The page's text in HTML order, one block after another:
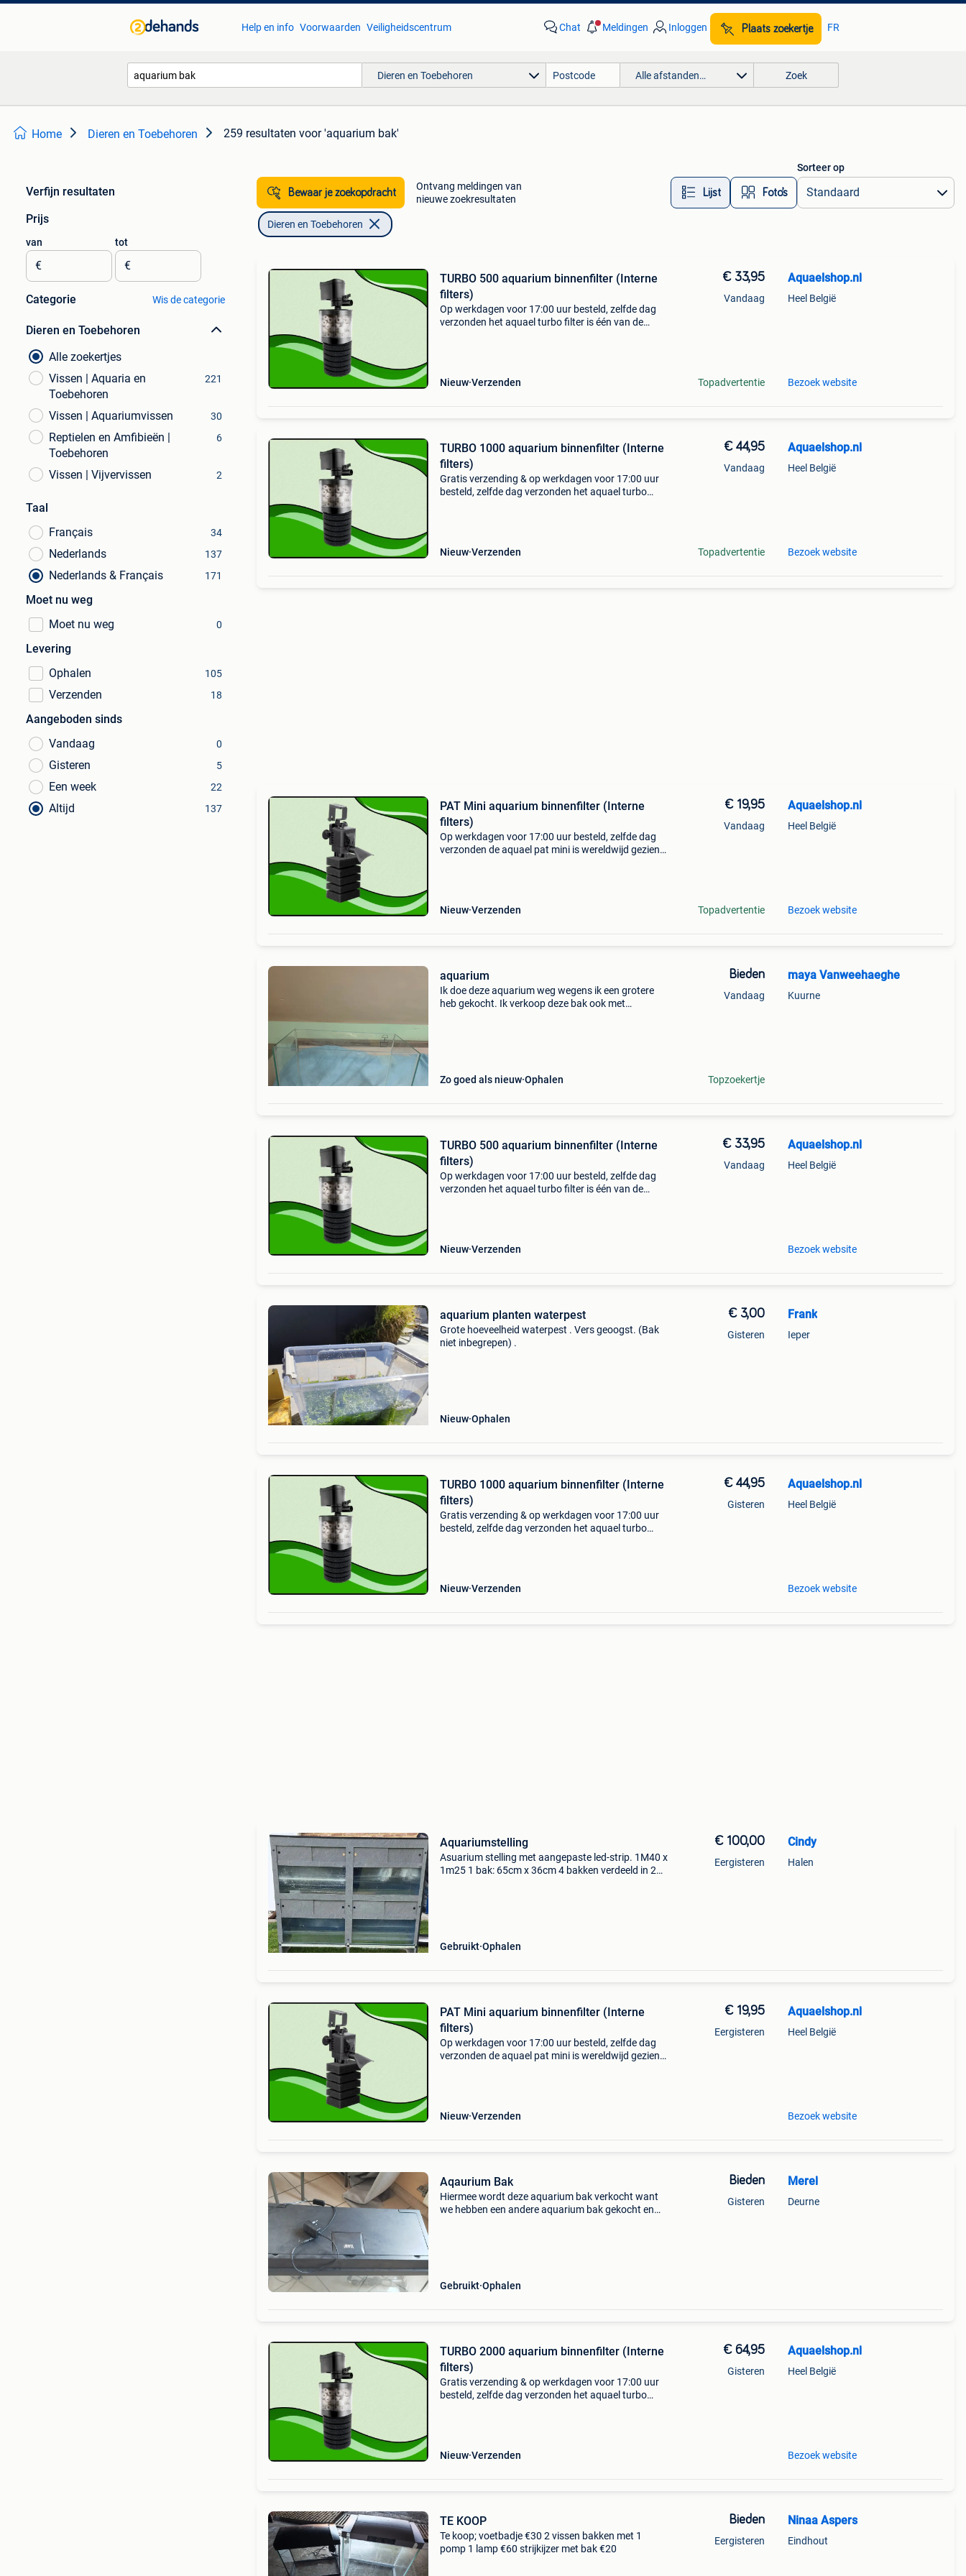
Help en info Voorwaarden Veiligheidscentrum Chat Meldingen Inloggen Plaats zoekertje FR
Dieren en Toebehoren Alle afstanden… Zoek
Home Dieren en Toebehoren 259 resultaten voor 'aquarium bak'
Verfijn resultaten
Prijs
van
€
tot
€
Categorie Wis de categorie
Dieren en Toebehoren
Alle zoekertjes
Vissen | Aquaria en
Toebehoren
221
Vissen | Aquariumvissen 30
Reptielen en Amfibieën |
Toebehoren
6
Vissen | Vijvervissen 2
Taal
Français
34
Nederlands 137
Nederlands & Français 171
Moet nu weg
Moet nu weg
0
Levering
Ophalen
105
Verzenden 18
Aangeboden sinds
Vandaag
0
Gisteren 5
Een week 22
Altijd 137
Bewaar je zoekopdracht
Ontvang meldingen van
nieuwe zoekresultaten
Lijst Foto’s
Sorteer op
Dieren en Toebehoren
TURBO 500 aquarium binnenfilter (Interne
filters)
Op werkdagen voor 17:00 uur besteld, zelfde dag
verzonden het aquael turbo filter is één van de
Nieuw Verzenden
€ 33,95
Vandaag
Topadvertentie
Aquaelshop.nl
Heel België
Bezoek website
TURBO 1000 aquarium binnenfilter (Interne
filters)
Gratis verzending & op werkdagen voor 17:00 uur
besteld, zelfde dag verzonden het aquael turbo
Nieuw Verzenden
€ 44,95
Vandaag
Topadvertentie
Aquaelshop.nl
Heel België
Bezoek website
PAT Mini aquarium binnenfilter (Interne
filters)
Op werkdagen voor 17:00 uur besteld, zelfde dag
verzonden de aquael pat mini is wereldwijd gezien
Nieuw Verzenden
€ 19,95
Vandaag
Topadvertentie
Aquaelshop.nl
Heel België
Bezoek website
aquarium
Ik doe deze aquarium weg wegens ik een grotere
heb gekocht. Ik verkoop deze bak ook met
Zo goed als nieuw Ophalen
Bieden
Vandaag
Topzoekertje
maya Vanweehaeghe
Kuurne
TURBO 500 aquarium binnenfilter (Interne
filters)
Op werkdagen voor 17:00 uur besteld, zelfde dag
verzonden het aquael turbo filter is één van de
Nieuw Verzenden
€ 33,95
Vandaag
Aquaelshop.nl
Heel België
Bezoek website
aquarium planten waterpest
Grote hoeveelheid waterpest . Vers geoogst. (Bak
niet inbegrepen) .
Nieuw Ophalen
€ 3,00
Gisteren
Frank
Ieper
TURBO 1000 aquarium binnenfilter (Interne
filters)
Gratis verzending & op werkdagen voor 17:00 uur
besteld, zelfde dag verzonden het aquael turbo
Nieuw Verzenden
€ 44,95
Gisteren
Aquaelshop.nl
Heel België
Bezoek website
Aquariumstelling
Asuarium stelling met aangepaste led-strip. 1M40 x
1m25 1 bak: 65cm x 36cm 4 bakken verdeeld in 2
Gebruikt Ophalen
€ 100,00
Eergisteren
Cindy
Halen
PAT Mini aquarium binnenfilter (Interne
filters)
Op werkdagen voor 17:00 uur besteld, zelfde dag
verzonden de aquael pat mini is wereldwijd gezien
Nieuw Verzenden
€ 19,95
Eergisteren
Aquaelshop.nl
Heel België
Bezoek website
Aqaurium Bak
Hiermee wordt deze aquarium bak verkocht want
we hebben een andere aquarium bak gekocht en
Gebruikt Ophalen
Bieden
Gisteren
Merel
Deurne
TURBO 2000 aquarium binnenfilter (Interne
filters)
Gratis verzending & op werkdagen voor 17:00 uur
besteld, zelfde dag verzonden het aquael turbo
Nieuw Verzenden
€ 64,95
Gisteren
Aquaelshop.nl
Heel België
Bezoek website
TE KOOP
Te koop; voetbadje €30 2 vissen bakken met 1
pomp 1 lamp €60 strijkijzer met bak €20
Bieden
Eergisteren
Ninaa Aspers
Eindhout